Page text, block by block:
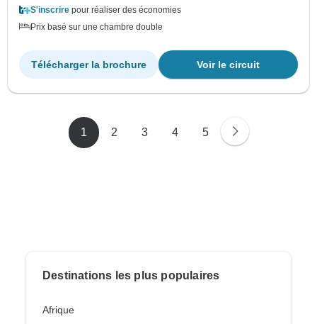
S'inscrire pour réaliser des économies
Prix basé sur une chambre double
Voir le circuit
Télécharger la brochure
1 2 3 4 5
Destinations les plus populaires
Afrique